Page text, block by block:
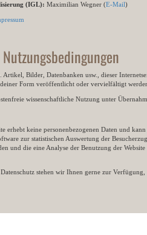
(IGL): Maximilian Wegner (E-Mail)
Artikel, Bilder, Datenbanken usw., dieser
Form veröffentlicht oder vervielfältigt
wissenschaftliche Nutzung unter
erhebt keine personenbezogenen Daten und
zur statistischen Auswertung der
und die eine Analyse der Benutzung der
stehen wir Ihnen gerne zur